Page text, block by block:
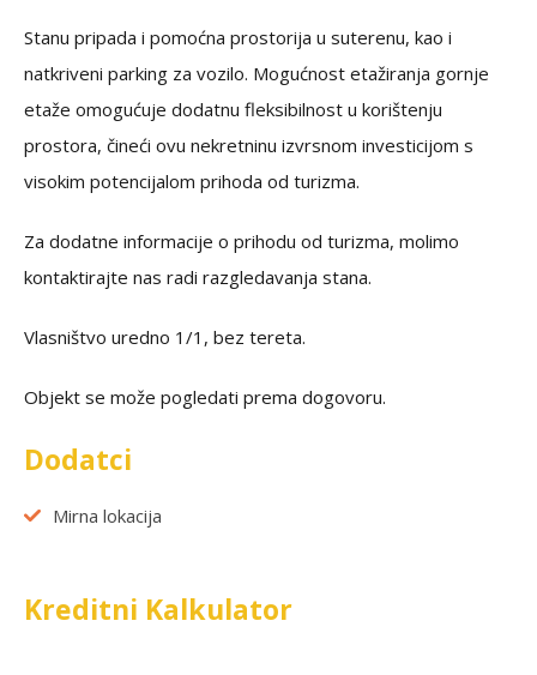
Stanu pripada i pomoćna prostorija u suterenu, kao i
natkriveni parking za vozilo. Mogućnost etažiranja gornje
etaže omogućuje dodatnu fleksibilnost u korištenju
prostora, čineći ovu nekretninu izvrsnom investicijom s
visokim potencijalom prihoda od turizma.
Za dodatne informacije o prihodu od turizma, molimo
kontaktirajte nas radi razgledavanja stana.
Vlasništvo uredno 1/1, bez tereta.
Objekt se može pogledati prema dogovoru.
Dodatci
Mirna lokacija
Kreditni Kalkulator